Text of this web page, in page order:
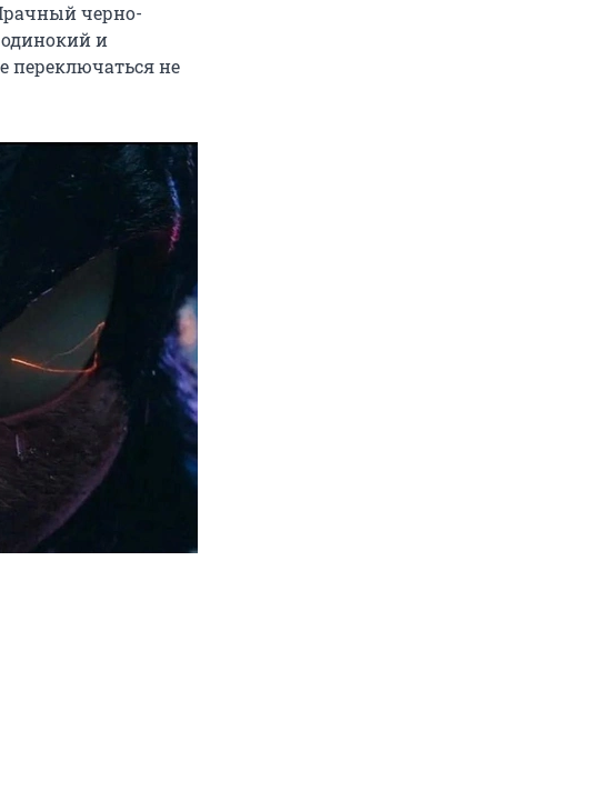
черно-
и
переключаться не